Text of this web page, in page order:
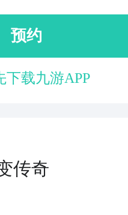
预约
下载九游APP
传奇